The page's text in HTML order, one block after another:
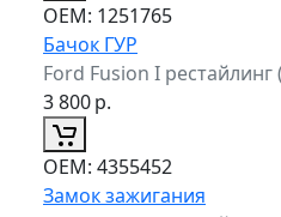
ОЕМ: 1251765
Бачок ГУР
Ford Fusion I
3 800р.
ОЕМ: 4355452
Замок зажигания